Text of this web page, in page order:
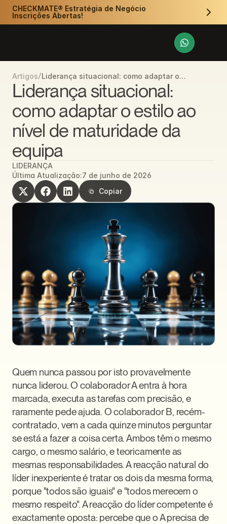
Artigos/Liderança situacional: como adaptar o
estilo ao nível de maturidade da equipa
Liderança situacional:
como adaptar o estilo ao
nível de maturidade da
equipa
LIDERANÇA
Última Atualização:7 de junho de 2026
Copiar
Copiar
Quem nunca passou por isto provavelmente
nunca liderou. O colaborador A entra à hora
marcada, executa as tarefas com precisão, e
raramente pede ajuda. O colaborador B, recém-
contratado, vem a cada quinze minutos perguntar
se está a fazer a coisa certa. Ambos têm o mesmo
cargo, o mesmo salário, e teoricamente as
mesmas responsabilidades. A reacção natural do
líder inexperiente é tratar os dois da mesma forma,
porque "todos são iguais" e "todos merecem o
mesmo respeito". A reacção do líder competente é
exactamente oposta: percebe que o A precisa de
CHECKMATE® Estratégia de Negócio
Inscrições Abertas!